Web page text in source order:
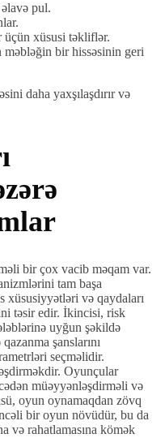
pul.
üçün xüsusi təkliflər.
məbləğin bir hissəsinin geri
daha yaxşılaşdırır və
bir çox vacib məqam var.
tam başa
xüsusiyyətləri və qaydaları
təsir edir. İkincisi, risk
uyğun şəkildə
şanslarını
seçməlidir.
Oyunçular
müəyyənləşdirməli və
oyun oynamaqdan zövq
bir oyun növüdür, bu da
və rahatlamasına kömək